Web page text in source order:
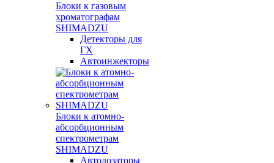
Блоки к газовым
хроматографам
SHIMADZU
Детекторы для
ГХ
Автоинжекторы
Блоки к атомно-
абсорбционным
спектрометрам
SHIMADZU
Автодозаторы